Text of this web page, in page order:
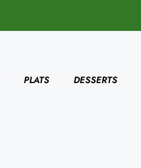
PLATS DESSERTS